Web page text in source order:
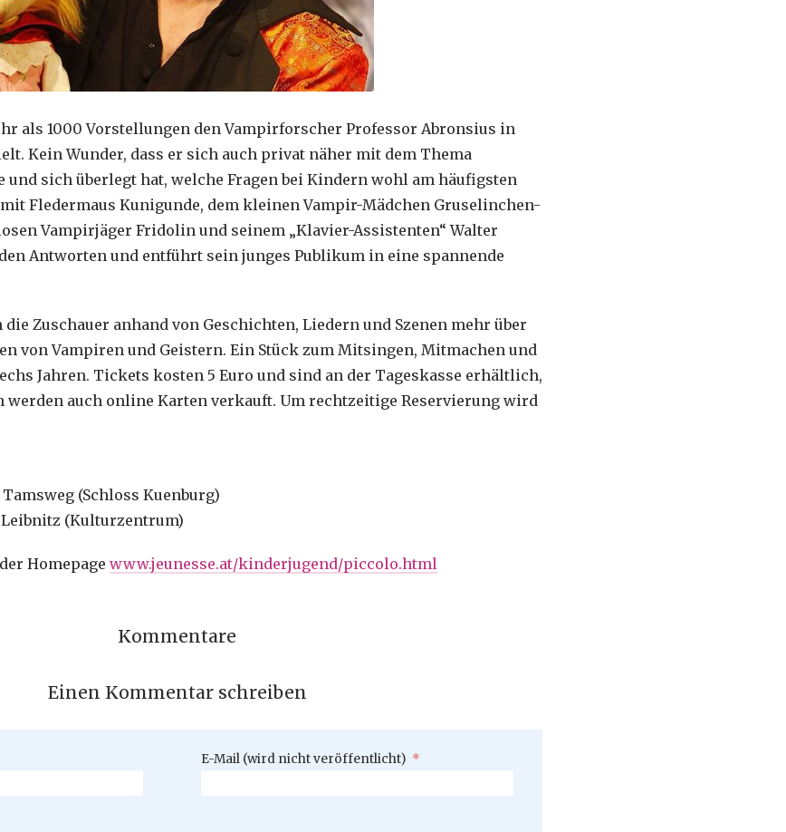
als 1000 Vorstellungen den Vampirforscher Professor Abronsius in
Kein Wunder, dass er sich auch privat näher mit dem Thema
und sich überlegt hat, welche Fragen bei Kindern wohl am häufigsten
Fledermaus Kunigunde, dem kleinen Vampir-Mädchen Gruselinchen-
Vampirjäger Fridolin und seinem „Klavier-Assistenten“ Walter
Antworten und entführt sein junges Publikum in eine spannende
Zuschauer anhand von Geschichten, Liedern und Szenen mehr über
von Vampiren und Geistern. Ein Stück zum Mitsingen, Mitmachen und
Jahren. Tickets kosten 5 Euro und sind an der Tageskasse erhältlich,
werden auch online Karten verkauft. Um rechtzeitige Reservierung wird
(Schloss Kuenburg)
Leibnitz (Kulturzentrum)
Homepage www.jeunesse.at/kinderjugend/piccolo.html
Kommentare
Einen Kommentar schreiben
Pflichtfeld
E-Mail (wird nicht veröffentlicht) *